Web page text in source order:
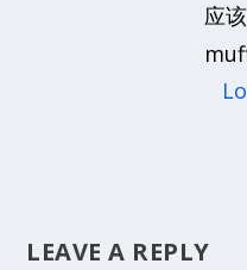
应
LEAVE A REPLY